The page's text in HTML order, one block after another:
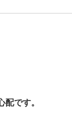
です。